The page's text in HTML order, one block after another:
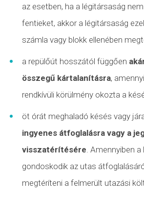
az esetben, ha a légitársaság
fentieket, akkor a légitársaság
számla vagy blokk ellenében
a repülőút hosszától függően
összegű kártalanításra,
rendkívüli körülmény okozta a
öt órát meghaladó késés vagy
ingyenes átfoglalásra vagy a
visszatérítésére . Amennyiben
gondoskodik az utas
megtéríteni a felmerült utazási